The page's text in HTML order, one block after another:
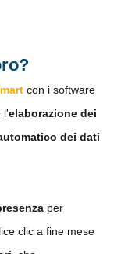
con i software
l'elaborazione dei
dei dati
per
clic a fine mese